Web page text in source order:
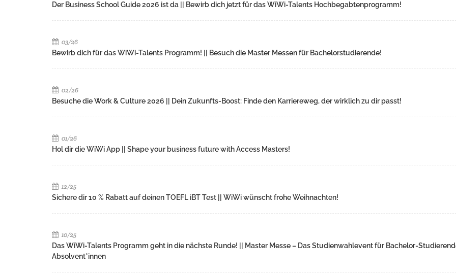
Der Business School Guide 2026 ist da || Bewirb dich jetzt für das WiWi-Talents Hochbegabtenprogramm!
03/26
Bewirb dich für das WiWi-Talents Programm! || Besuch die Master Messen für Bachelorstudierende!
02/26
Besuche die Work & Culture 2026 || Dein Zukunfts-Boost: Finde den Karriereweg, der wirklich zu dir passt!
01/26
Hol dir die WiWi App || Shape your business future with Access Masters!
12/25
Sichere dir 10 % Rabatt auf deinen TOEFL iBT Test || WiWi wünscht frohe Weihnachten!
10/25
Das WiWi-Talents Programm geht in die nächste Runde! || Master Messe – Das Studienwahlevent für Bachelor-
Absolvent*innen